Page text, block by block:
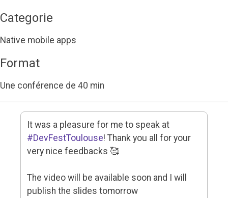
Categorie
Native mobile apps
Format
Une conférence de 40 min
It was a pleasure for me to speak at
#DevFestToulouse! Thank you all for your
very nice feedbacks 🥰
The video will be available soon and I will
publish the slides tomorrow